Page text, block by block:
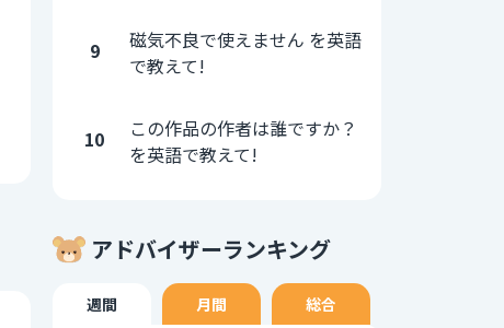
9
磁気不良で使えません を英語
で教えて!
10
この作品の作者は誰ですか？
を英語で教えて!
アドバイザーランキング
週間 月間 総合